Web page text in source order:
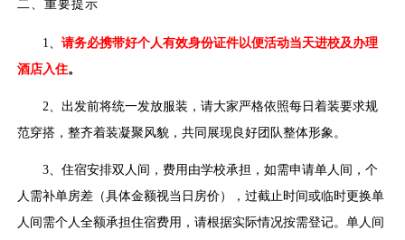
二、重要提示
1、请务必携带好个人有效身份证件以便活动当天进校及办理
酒店入住。
2、出发前将统一发放服装，请大家严格依照每日着装要求规
范穿搭，整齐着装凝聚风貌，共同展现良好团队整体形象。
3、住宿安排双人间，费用由学校承担，如需申请单人间，个
人需补单房差（具体金额视当日房价）
，过截止时间或临时更换单
人 间需个人全额承担住宿费用，请根据实际情况按需登记。单人间